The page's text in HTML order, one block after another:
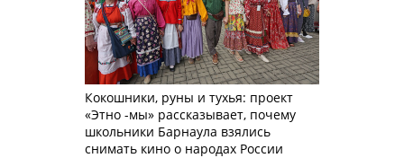
Кокошники, руны и тухья: проект
«Этно -мы» рассказывает, почему
школьники Барнаула взялись
снимать кино о народах России